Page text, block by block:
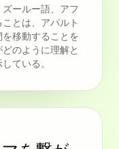
ールー語、アフ
とは、アパルト
移動することを
のように理解と
ている。